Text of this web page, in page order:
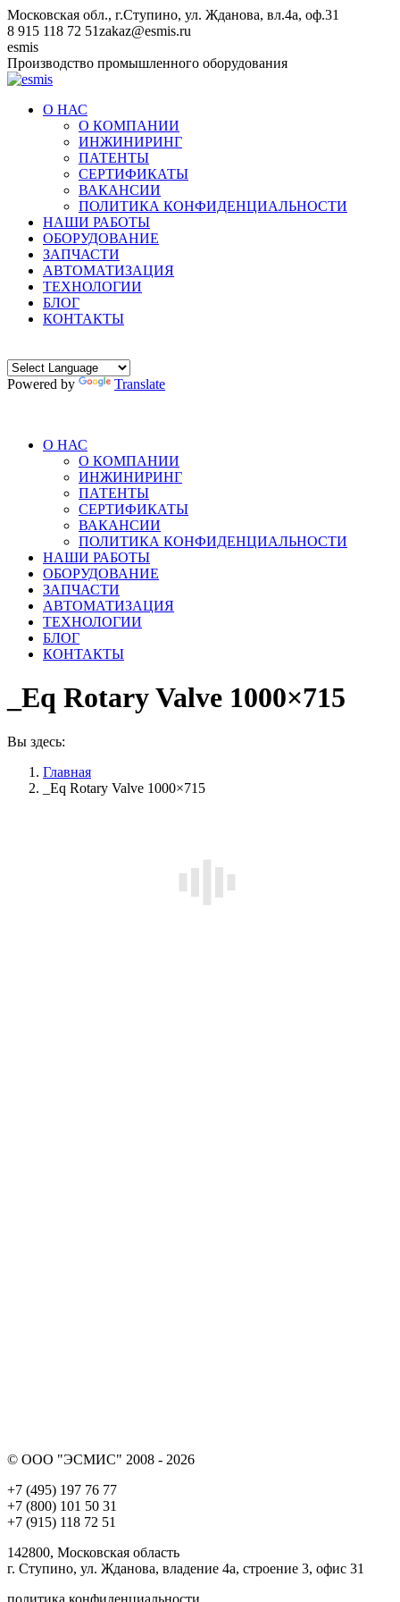
Перейти
к
содержанию
Московская обл., г.Ступино, ул. Жданова, вл.4а, оф.31
8 915 118 72 51zakaz@esmis.ru
Вконтакте
esmis
Производство промышленного оборудования
О НАС
О КОМПАНИИ
ИНЖИНИРИНГ
ПАТЕНТЫ
СЕРТИФИКАТЫ
ВАКАНСИИ
ПОЛИТИКА КОНФИДЕНЦИАЛЬНОСТИ
НАШИ РАБОТЫ
ОБОРУДОВАНИЕ
ЗАПЧАСТИ
АВТОМАТИЗАЦИЯ
ТЕХНОЛОГИИ
БЛОГ
КОНТАКТЫ
Powered by Translate
О НАС
О КОМПАНИИ
ИНЖИНИРИНГ
ПАТЕНТЫ
СЕРТИФИКАТЫ
ВАКАНСИИ
ПОЛИТИКА КОНФИДЕНЦИАЛЬНОСТИ
НАШИ РАБОТЫ
ОБОРУДОВАНИЕ
ЗАПЧАСТИ
АВТОМАТИЗАЦИЯ
ТЕХНОЛОГИИ
БЛОГ
КОНТАКТЫ
_Eq Rotary Valve 1000×715
Вы здесь:
Главная
_Eq Rotary Valve 1000×715
© ООО "ЭСМИС" 2008 - 2026
+7 (495) 197 76 77
+7 (800) 101 50 31
+7 (915) 118 72 51
142800, Московская область
г. Ступино, ул. Жданова, владение 4а, строение 3, офис 31
политика конфиденциальности